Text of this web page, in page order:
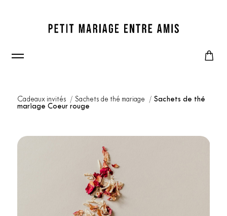
Cadeaux invités Sachets de thé mariage
Sachets de thé
mariage Coeur rouge